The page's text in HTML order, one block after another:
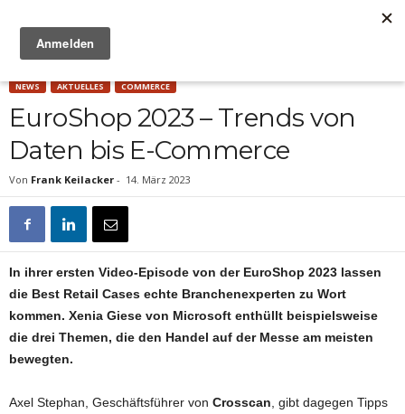
NEWS AKTUELLES COMMERCE
EuroShop 2023 – Trends von
Daten bis E-Commerce
Von Frank Keilacker - 14. März 2023
In ihrer ersten Video-Episode von der EuroShop 2023 lassen
die Best Retail Cases echte Branchenexperten zu Wort
kommen. Xenia Giese von Microsoft enthüllt beispielsweise
die drei Themen, die den Handel auf der Messe am meisten
bewegten.
Axel Stephan, Geschäftsführer von Crosscan , gibt dagegen Tipps